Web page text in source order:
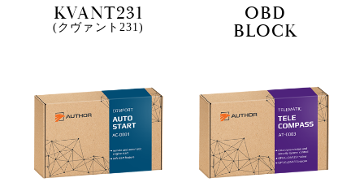
KVANT231
(クヴァント231)
OBD
BLOCK